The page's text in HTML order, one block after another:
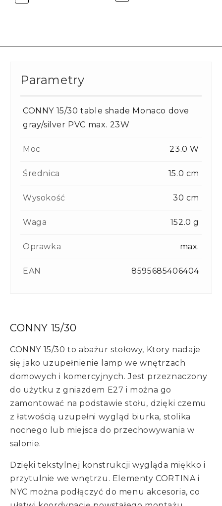
CONNY 15/30
CONNY 15/30 to abażur stołowy, Ktory nadaje
się jako uzupełnienie lamp we wnętrzach
domowych i komercyjnych. Jest przeznaczony
do użytku z gniazdem E27 i można go
zamontować na podstawie stołu, dzięki czemu
z łatwością uzupełni wygląd biurka, stolika
nocnego lub miejsca do przechowywania w
salonie.
Dzięki tekstylnej konstrukcji wygląda miękko i
przytulnie we wnętrzu. Elementy CORTINA i
NYC można podłączyć do menu akcesoria, co
Parametry
CONNY 15/30 table shade Monaco dove
gray/silver PVC max. 23W
Moc 23.0 W
Średnica 15.0 cm
Wysokość 30 cm
Waga 152.0 g
Oprawka max.
EAN 8595685406404